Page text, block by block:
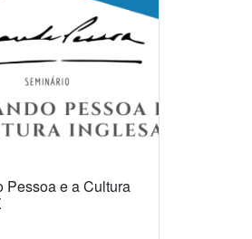
Pessoa e a Cultura